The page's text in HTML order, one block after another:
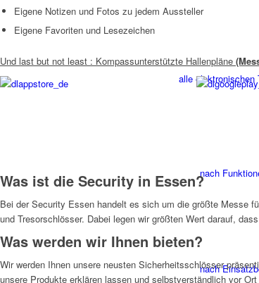
alle elektronischen
nach
nach
Eigene Notizen und Fotos zu jedem Aussteller
Eigene Favoriten und Lesezeichen
Und last but not least : Kompassunterstützte Hallenpläne
Was ist die Security in Essen?
Bei der Security Essen handelt es sich um die größte Messe
und Tresorschlösser. Dabei legen wir größten Wert darauf,
Was werden wir Ihnen bieten?
Wir werden Ihnen unsere neusten Sicherheitsschlösser
unsere Produkte erklären lassen und selbstverständlich vor